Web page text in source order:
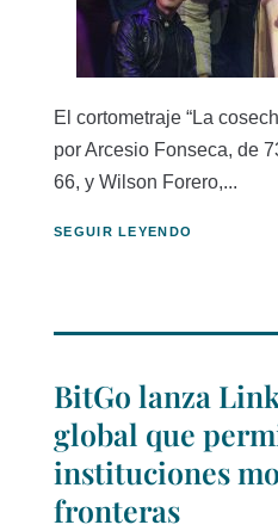
El cortometraje “La
por Arcesio Fonseca, de
66, y Wilson Forero,...
SEGUIR LEYENDO
BitGo lanza
global que
instituciones
fronteras